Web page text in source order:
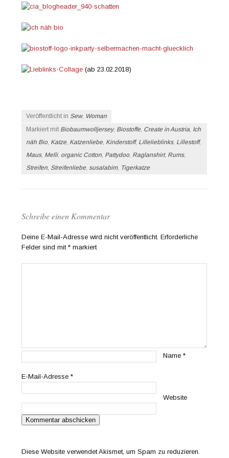
(ab 23.02.2018)
Veröffentlicht in Sew, Woman
Markiert mit Biobaumwolljersey, Biostoffe, Create in Austria, Ich
näh Bio, Katze, Katzenliebe, Kinderstoff, Lillelieblinks, Lillestoff,
Maus, Melli, organic Cotton, Pattydoo, Raglanshirt, Rums,
Streifen, Streifenliebe, susalabim, Tigerkatze
Schreibe einen Kommentar
Deine E-Mail-Adresse wird nicht veröffentlicht. Erforderliche
Felder sind mit* markiert
Name*
E-Mail-Adresse*
Website
Diese Website verwendet Akismet, um Spam zu reduzieren.